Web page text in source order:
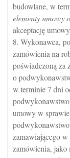
budowlane, w
elementy umowy
akceptację
8. Wykonawca,
zamówienia na
poświadczoną za
o
w terminie 7 dni
umowy w
zamawiającego
zamówienia,